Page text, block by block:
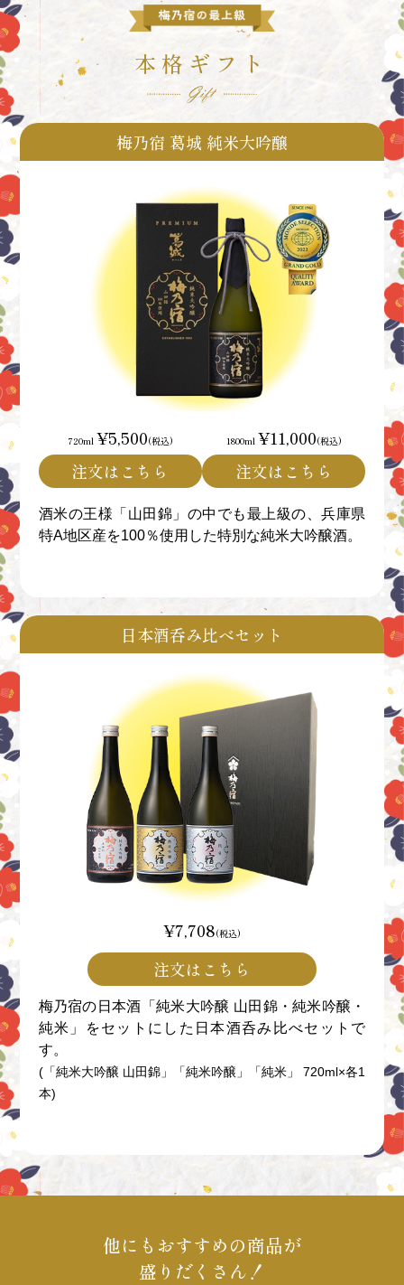
本格ギフト
梅乃宿 葛城 純米大吟醸
720ml ¥5,500(税込)
注文はこちら
1800ml ¥11,000(税込)
注文はこちら
酒米の王様「山田錦」の中でも最上級の、兵庫県
特A地区産を100％使用した特別な純米大吟醸酒。
日本酒呑み比べセット
¥7,708(税込)
注文はこちら
梅乃宿の日本酒「純米大吟醸 山田錦・純米吟醸・
純米」をセットにした日本酒呑み比べセットで
す。
(「純米大吟醸 山田錦」「純米吟醸」「純米」 720ml×各1
本)
他にもおすすめの商品が
盛りだくさん！